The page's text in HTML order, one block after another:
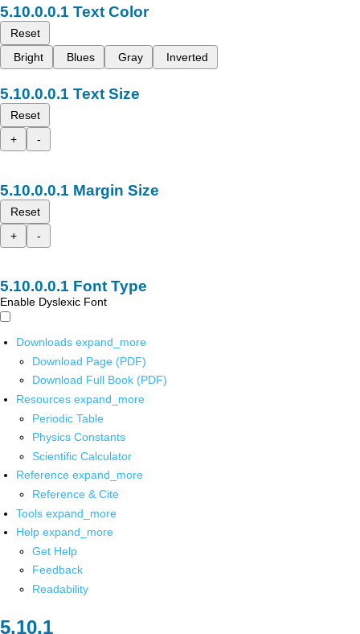
Text Color
Reset
Bright
Blues Gray Inverted
Text Size
Reset
+
-
Margin Size
Reset
+
-
Font Type
Enable Dyslexic Font
Downloads expand_more
Download Page (PDF)
Download Full Book (PDF)
Resources expand_more
Periodic Table
Physics Constants
Scientific Calculator
Reference expand_more
Reference & Cite
Tools expand_more
Help expand_more
Get Help
Feedback
Readability